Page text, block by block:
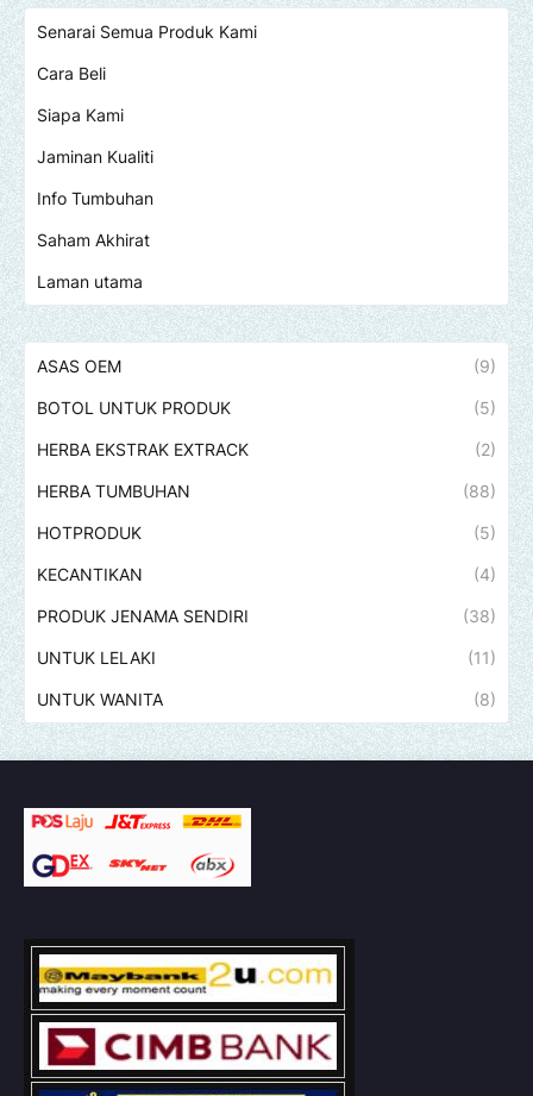
Senarai Semua Produk Kami
Cara Beli
Siapa Kami
Jaminan Kualiti
Info Tumbuhan
Saham Akhirat
Laman utama
ASAS OEM (9)
BOTOL UNTUK PRODUK (5)
HERBA EKSTRAK EXTRACK (2)
HERBA TUMBUHAN (88)
HOTPRODUK (5)
KECANTIKAN (4)
PRODUK JENAMA SENDIRI (38)
UNTUK LELAKI (11)
UNTUK WANITA (8)